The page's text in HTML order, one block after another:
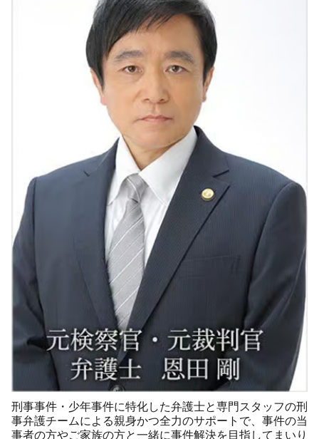
刑事事件・少年事件に特化した弁護士と専門スタッフの刑
事弁護チームによる親身かつ全力のサポートで、事件の当
事者の方やご家族の方と一緒に事件解決を目指してまいり